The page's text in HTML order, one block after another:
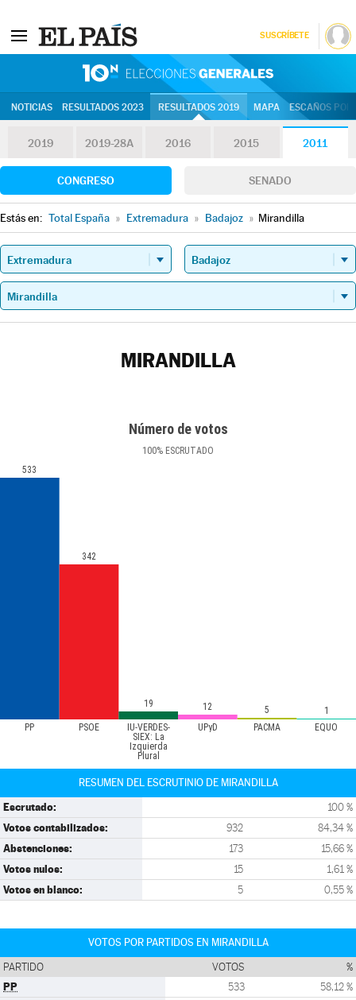
SUSCRÍBETE
NOTICIAS RESULTADOS 2023 RESULTADOS 2019 MAPA ESCAÑOS
2019 2019-28A 2016 2015 2011
CONGRESO SENADO
Estás en: Total España » Extremadura » Badajoz » Mirandilla
MIRANDILLA
Número de votos
100% ESCRUTADO
PP PSOE
IU-VERDES-
SIEX: La
Izquierda
Plural
UPyD PACMA EQUO
533
342
19 12 5 1
RESUMEN DEL ESCRUTINIO DE MIRANDILLA
Escrutado: 100 %
Votos contabilizados: 932 84,34 %
Abstenciones: 173 15,66 %
Votos nulos: 15 1,61 %
Votos en blanco: 5 0,55 %
VOTOS POR PARTIDOS EN MIRANDILLA
PARTIDO VOTOS %
PP 533 58,12 %